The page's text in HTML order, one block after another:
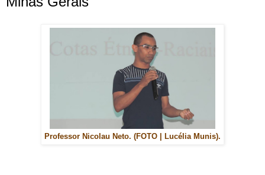
Professor Nicolau Neto. (FOTO | Lucélia Munis).